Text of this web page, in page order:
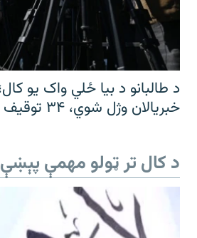
خبریالان وژل شوي، ۳۴ توقیف او ۱۳ وهل شوي
د کال تر ټولو مهمې پېښې